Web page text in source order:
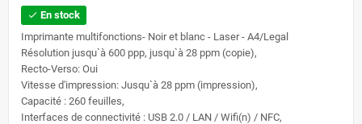
check En stock
Imprimante multifonctions- Noir et blanc - Laser - A4/Legal
Résolution jusqu`à 600 ppp, jusqu`à 28 ppm (copie),
Recto-Verso: Oui
Vitesse d'impression: Jusqu`à 28 ppm (impression),
Capacité : 260 feuilles,
Interfaces de connectivité : USB 2.0 / LAN / Wifi(n) / NFC,